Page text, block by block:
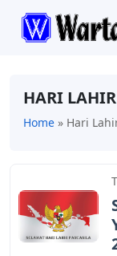
HARI
Home » Hari